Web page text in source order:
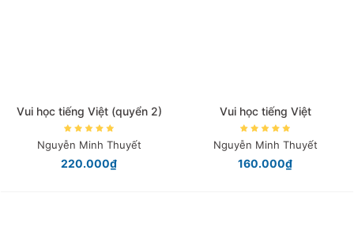
Vui học tiếng Việt (quyển 2)
Nguyễn Minh Thuyết
220.000₫
Vui học tiếng Việt
Nguyễn Minh Thuyết
160.000₫